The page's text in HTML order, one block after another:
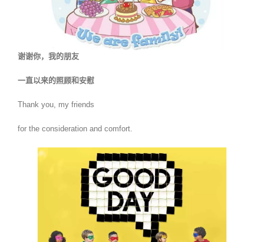
谢谢你，我的朋友
一直以来的照顾和安慰
Thank you, my friends
for the consideration and comfort.